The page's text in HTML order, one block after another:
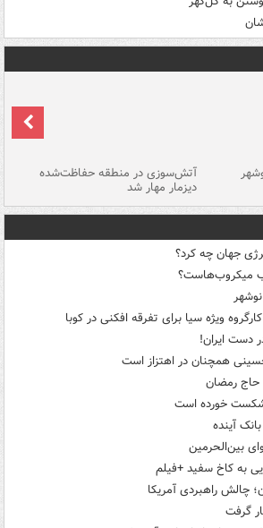
آتش‌سوزی در منطقه حفاظت‌شده
دیزمار مهار شد
جهان چه کرد؟
میکروب‌هاست؟
ویژه سیا برای تفرقه افکنی در کوبا
دست ایران!
همچنان در اهتزاز است
حاج رمضان
شکست خورده است
آینده
بین‌الحرمین
به کاخ سفید +فیلم
چالش راهبردی آمریکا
گرفت